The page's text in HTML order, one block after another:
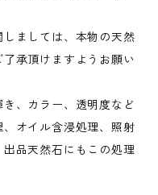
ましては、本物の天然
承頂けますようお願い
、カラー、透明度など
オイル含浸処理、照射
品天然石にもこの処理